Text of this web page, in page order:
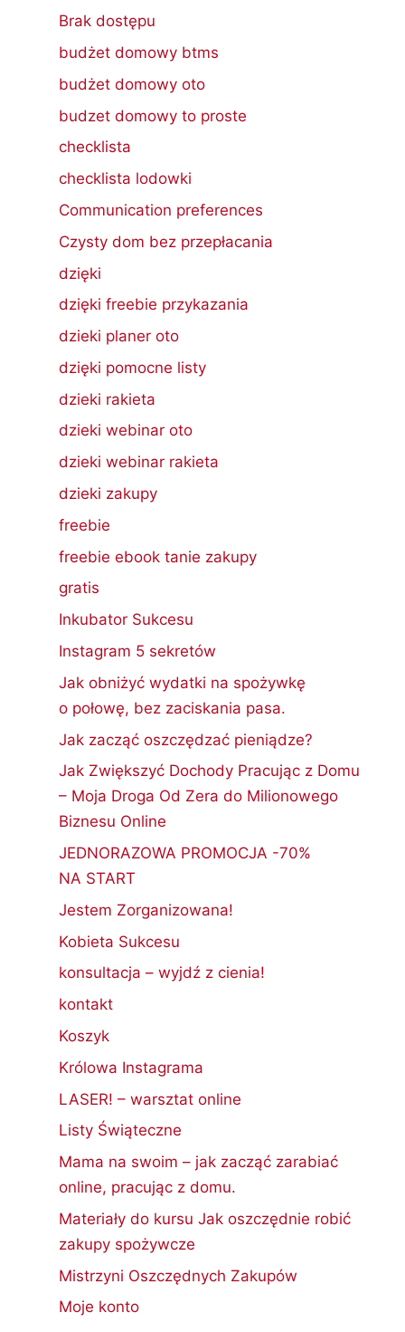
Brak dostępu
budżet domowy btms
budżet domowy oto
budzet domowy to proste
checklista
checklista lodowki
Communication preferences
Czysty dom bez przepłacania
dzięki
dzięki freebie przykazania
dzieki planer oto
dzięki pomocne listy
dzieki rakieta
dzieki webinar oto
dzieki webinar rakieta
dzieki zakupy
freebie
freebie ebook tanie zakupy
gratis
Inkubator Sukcesu
Instagram 5 sekretów
Jak obniżyć wydatki na spożywkę
o połowę, bez zaciskania pasa.
Jak zacząć oszczędzać pieniądze?
Jak Zwiększyć Dochody Pracując z Domu
– Moja Droga Od Zera do Milionowego
Biznesu Online
JEDNORAZOWA PROMOCJA -70%
NA START
Jestem Zorganizowana!
Kobieta Sukcesu
konsultacja – wyjdź z cienia!
kontakt
Koszyk
Królowa Instagrama
LASER! – warsztat online
Listy Świąteczne
Mama na swoim – jak zacząć zarabiać
online, pracując z domu.
Materiały do kursu Jak oszczędnie robić
zakupy spożywcze
Mistrzyni Oszczędnych Zakupów
Moje konto